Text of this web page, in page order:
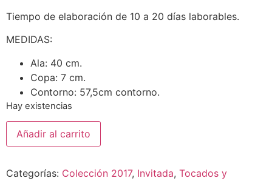
Tiempo de elaboración de 10 a 20 días laborables.
MEDIDAS:
Ala: 40 cm.
Copa: 7 cm.
Contorno: 57,5cm contorno.
Hay existencias
Añadir al carrito
Categorías: Colección 2017, Invitada, Tocados y